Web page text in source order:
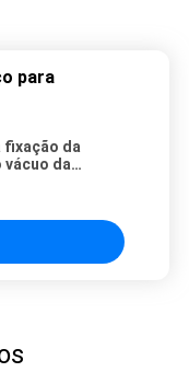
para
fixação da
da